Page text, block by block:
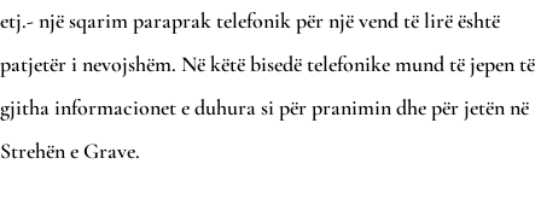
etj.- një sqarim paraprak telefonik për një vend të lirë është
patjetër i nevojshëm. Në këtë bisedë telefonike mund të jepen të
gjitha informacionet e duhura si për pranimin dhe për jetën në
Strehën e Grave.